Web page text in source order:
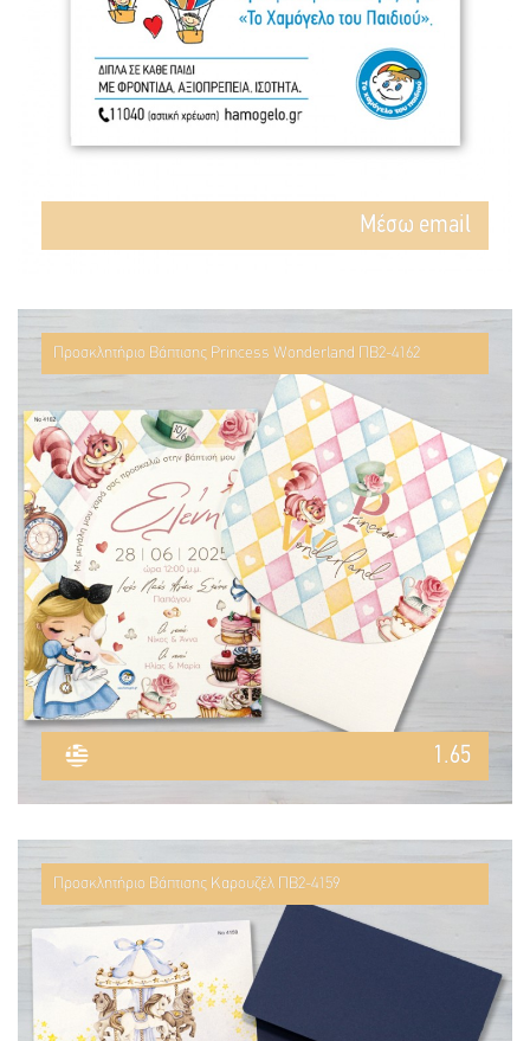
Mέσω email
Προσκλητήριο Βάπτισης Princess Wonderland ΠΒ2-4162
1.65
Προσκλητήριο Βάπτισης Καρουζέλ ΠΒ2-4159